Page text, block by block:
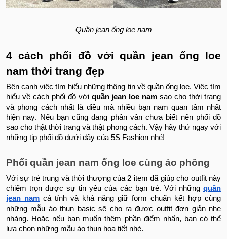
Quần jean ống loe nam
4 cách phối đồ với quần jean ống loe
nam thời trang đẹp
Bên cạnh việc tìm hiểu những thông tin về quần ống loe. Việc tìm
hiểu về cách phối đồ với quần jean loe nam sao cho thời trang
và phong cách nhất là điều mà nhiều bạn nam quan tâm nhất
hiện nay. Nếu bạn cũng đang phân vân chưa biết nên phối đồ
sao cho thật thời trang và thật phong cách. Vậy hãy thử ngay với
những tip phối đồ dưới đây của 5S Fashion nhé!
Phối quần jean nam ống loe cùng áo phông
Với sự trẻ trung và thời thượng của 2 item đã giúp cho outfit này
chiếm trọn được sự tin yêu của các bạn trẻ. Với những quần
jean nam cá tính và khả năng giữ form chuẩn kết hợp cùng
những mẫu áo thun basic sẽ cho ra được outfit đơn giản nhẹ
nhàng. Hoặc nếu bạn muốn thêm phần điểm nhấn, bạn có thể
lựa chọn những mẫu áo thun họa tiết nhé.